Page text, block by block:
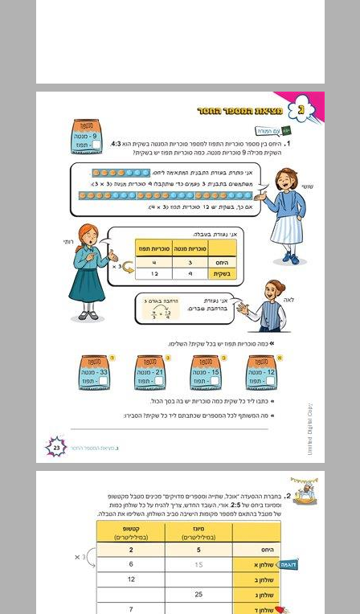
ג. מציאת המספר החסר ... 23